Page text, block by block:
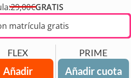
29,00€GRATIS
matrícula gratis
FLEX
Añadir
PRIME
Añadir cuota